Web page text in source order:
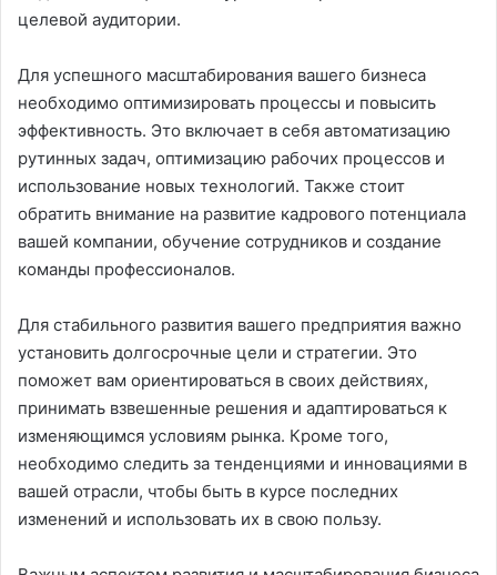
целевой аудитории.
Для успешного масштабирования вашего бизнеса
необходимо оптимизировать процессы и повысить
эффективность. Это включает в себя автоматизацию
рутинных задач, оптимизацию рабочих процессов и
использование новых технологий. Также стоит
обратить внимание на развитие кадрового потенциала
вашей компании, обучение сотрудников и создание
команды профессионалов.
Для стабильного развития вашего предприятия важно
установить долгосрочные цели и стратегии. Это
поможет вам ориентироваться в своих действиях,
принимать взвешенные решения и адаптироваться к
изменяющимся условиям рынка. Кроме того,
необходимо следить за тенденциями и инновациями в
вашей отрасли, чтобы быть в курсе последних
изменений и использовать их в свою пользу.